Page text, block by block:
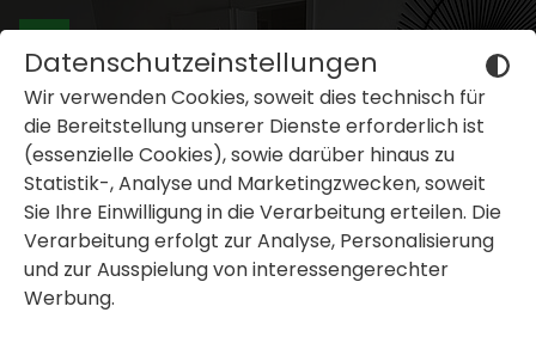
Datenschutzeinstellungen
Wir verwenden Cookies, soweit dies tech­nisch für
die Bereit­stel­lung unserer Dienste erfor­der­lich ist
(essen­zi­elle Cookies), sowie darüber hinaus zu
Statistik-, Analyse und Marke­ting­zwe­cken, soweit
Sie Ihre Einwil­li­gung in die Verar­bei­tung erteilen. Die
Verar­bei­tung erfolgt zur Analyse, Perso­na­li­sie­rung
und zur Ausspie­lung von inter­es­sen­ge­rechter
Werbung.
oder ausblenden
oder ausblenden